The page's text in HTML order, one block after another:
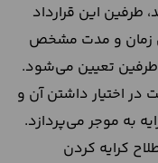
طرفین این قرارداد
زمان و مدت مشخص
طرفین تعیین می‌شود.
در اختیار داشتن آن و
به موجر می‌پردازد.
کرایه کردن